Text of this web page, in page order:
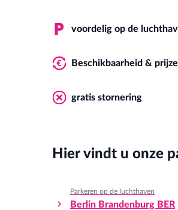
voordelig op de
Beschikbaarheid &
gratis stornering
Hier vindt u onze
Parkeren op de luchthaven
Berlin Brandenburg BER